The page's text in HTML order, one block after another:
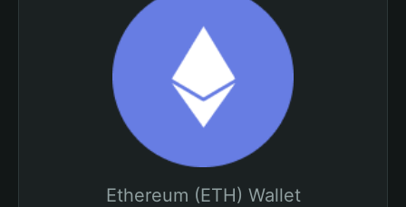
Ethereum (ETH) Wallet